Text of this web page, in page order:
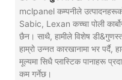
mclpanel कम्पनीले
Sabic, Lexan कच्चा पोली
छैन। साथै, हामीले विशेष
हाम्रो उन्नत कारखानामा भर पर्दै,
मूल्यमा सिधै प्लास्टिक पानाहरू
कम गर्नेछ।